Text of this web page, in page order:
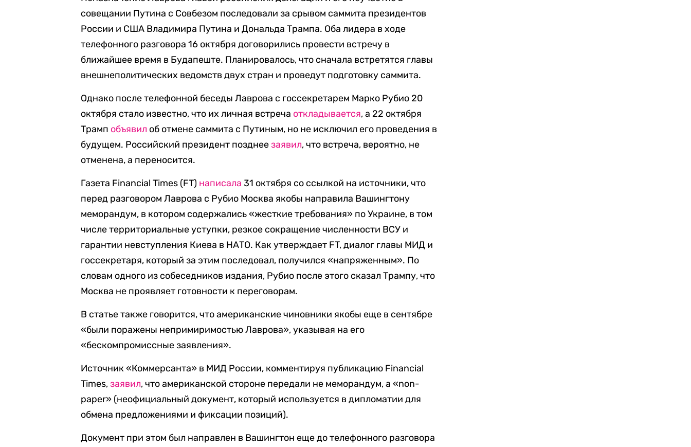
совещании Путина с Совбезом последовали за срывом саммита президентов
России и США Владимира Путина и Дональда Трампа. Оба лидера в ходе
телефонного разговора 16 октября договорились провести встречу в
ближайшее время в Будапеште. Планировалось, что сначала встретятся главы
внешнеполитических ведомств двух стран и проведут подготовку саммита.
Однако после телефонной беседы Лаврова с госсекретарем Марко Рубио 20
октября стало известно, что их личная встреча откладывается, а 22 октября
Трамп объявил об отмене саммита с Путиным, но не исключил его проведения в
будущем. Российский президент позднеезаявил, что встреча, вероятно, не
отменена, а переносится.
Газета Financial Times (FT) написала 31 октября со ссылкой на источники, что
перед разговором Лаврова с Рубио Москва якобы направила Вашингтону
меморандум, в котором содержались «жесткие требования» по Украине, в том
числе территориальные уступки, резкое сокращение численности ВСУ и
гарантии невступления Киева в НАТО. Как утверждает FT, диалог главы МИД и
госсекретаря, который за этим последовал, получился «напряженным». По
словам одного из собеседников издания, Рубио после этого сказал Трампу, что
Москва не проявляет готовности к переговорам.
В статье также говорится, что американские чиновники якобы еще в сентябре
«были поражены непримиримостью Лаврова», указывая на его
«бескомпромиссные заявления».
Источник «Коммерсанта» в МИД России, комментируя публикацию Financial
Times,заявил, что американской стороне передали не меморандум, а «non-
paper» (неофициальный документ, который используется в дипломатии для
обмена предложениями и фиксации позиций).
Документ при этом был направлен в Вашингтон еще до телефонного разговора